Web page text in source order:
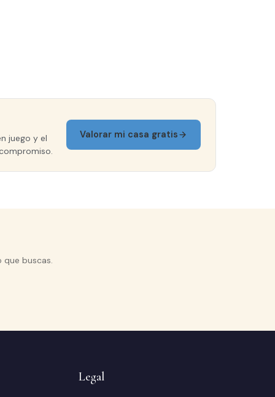
juego y el
Valorar mi casa gratis
buscas.
Legal